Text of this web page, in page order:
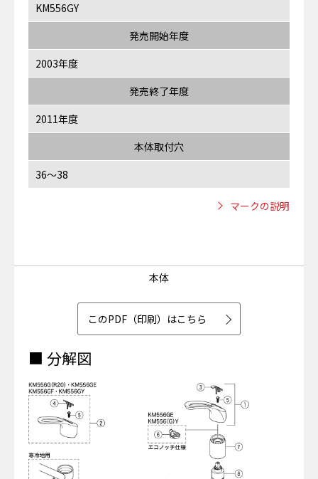
KM556GY
発売開始年度
2003年度
発売終了年度
2011年度
本体取付穴
36～38
マークの説明
本体
このPDF（印刷）はこちら
■ 分解図